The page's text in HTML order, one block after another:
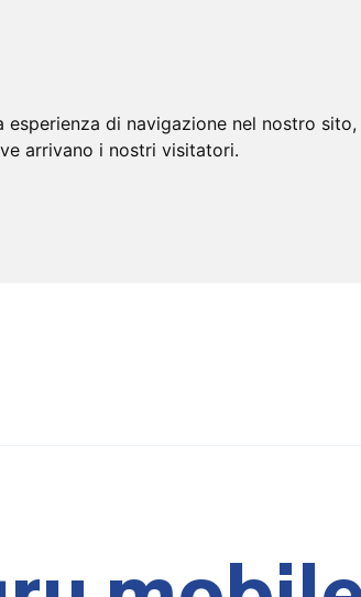
di navigazione nel nostro
arrivano i nostri visitatori.